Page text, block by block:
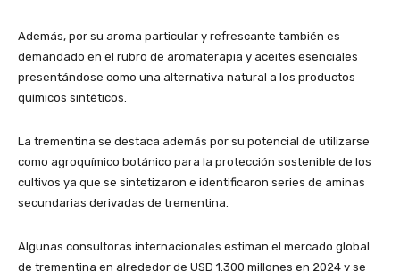
Además, por su aroma particular y refrescante también es
demandado en el rubro de aromaterapia y aceites esenciales
presentándose como una alternativa natural a los productos
químicos sintéticos.
La trementina se destaca además por su potencial de utilizarse
como agroquímico botánico para la protección sostenible de los
cultivos ya que se sintetizaron e identificaron series de aminas
secundarias derivadas de trementina.
Algunas consultoras internacionales estiman el mercado global
de trementina en alrededor de USD 1.300 millones en 2024 y se